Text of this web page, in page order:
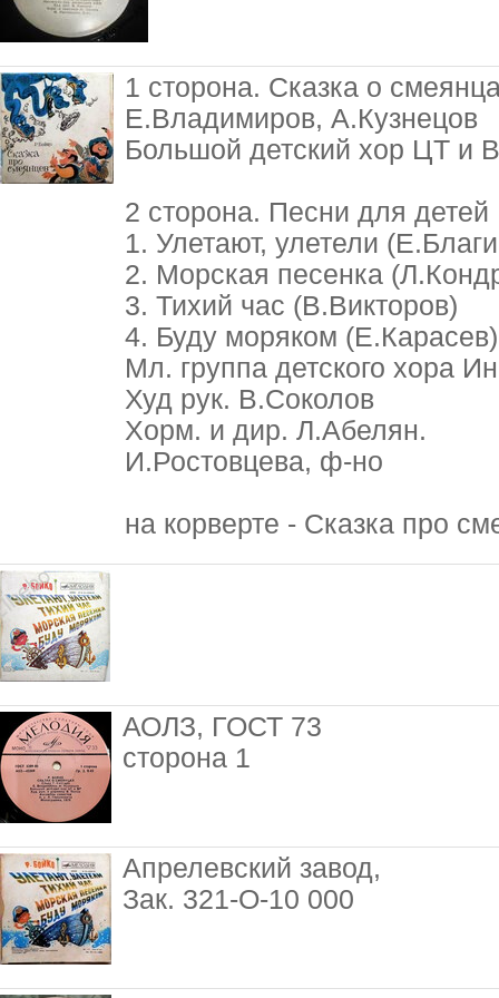
1 сторона. Сказка о
Е.Владимиров, А.Кузнецов
Большой детский хор ЦТ и
2 сторона. Песни для детей
1. Улетают, улетели
2. Морская песенка
3. Тихий час (В.Викторов)
4. Буду моряком (Е.Карасев)
Мл. группа детского хора
Худ рук. В.Соколов
Хорм. и дир. Л.Абелян.
И.Ростовцева, ф-но
на корверте - Сказка про
АОЛЗ, ГОСТ 73
сторона 1
Апрелевский завод,
Зак. 321-О-10 000